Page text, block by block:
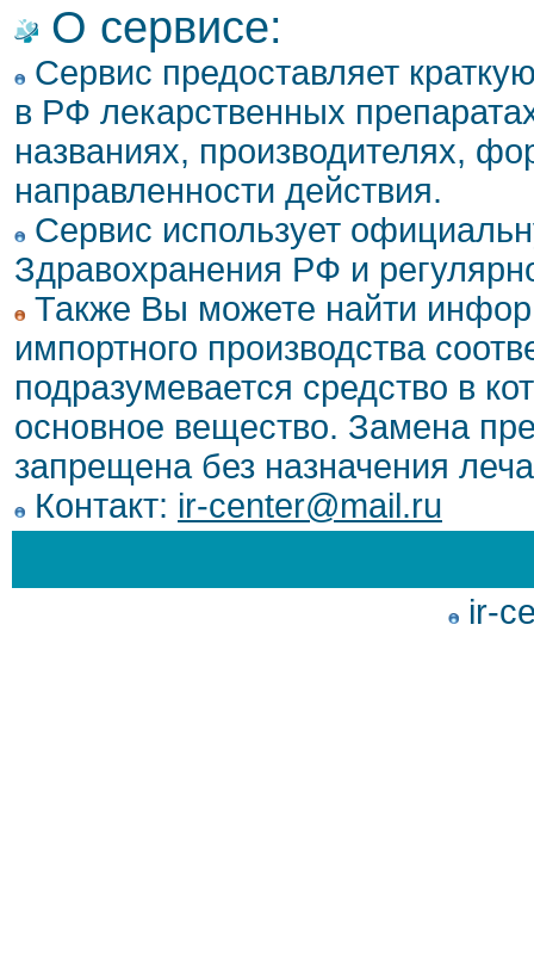
О сервисе:
Сервис предоставляет
в РФ лекарственных
названиях, производителях,
направленности действия.
Сервис использует
Здравохранения РФ и
Также Вы можете найти
импортного производства
подразумевается средство в
основное вещество. Замена
запрещена без назначения
Контакт: ir-center@mail.ru
ir-